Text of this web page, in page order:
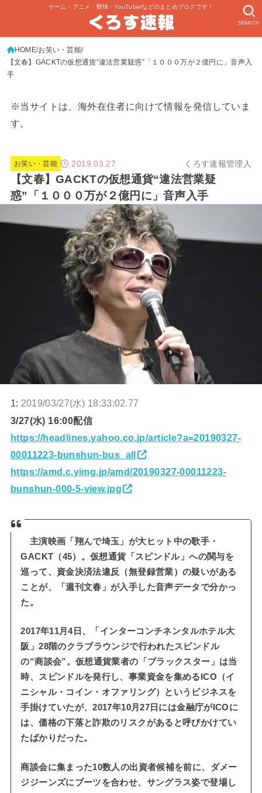
ゲーム・アニメ・野球・YouTuberなどのまとめブログです！
SEARCH
HOME お笑い・芸能
【文春】GACKTの仮想通貨“違法営業疑惑”「１０００万が２億円に」音声入
手
※当サイトは、海外在住者に向けて情報を発信していま
す。
お笑い・芸能 2019.03.27 くろす速報管理人
【文春】GACKTの仮想通貨“違法営業疑
惑”「１０００万が２億円に」音声入手
1: 2019/03/27(水) 18:33:02.77
3/27(水) 16:00配信
https://headlines.yahoo.co.jp/article?a=20190327-
00011223-bunshun-bus_all
https://amd.c.yimg.jp/amd/20190327-00011223-
bunshun-000-5-view.jpg
主演映画「翔んで埼玉」が大ヒット中の歌手・
GACKT（45）。仮想通貨「スピンドル」への関与を
巡って、資金決済法違反（無登録営業）の疑いがある
ことが、「週刊文春」が入手した音声データで分かっ
た。
2017年11月4日、「インターコンチネンタルホテル大
阪」28階のクラブラウンジで行われたスピンドル
の“商談会”。仮想通貨業者の「ブラックスター」は当
時、スピンドルを発行し、事業資金を集めるICO（イ
ニシャル・コイン・オファリング）というビジネスを
手掛けていたが、2017年10月27日には金融庁がICOに
は、価格の下落と詐欺のリスクがあると呼びかけてい
たばかりだった。
商談会に集まった10数人の出資者候補を前に、ダメー
ジジーンズにブーツを合わせ、サングラス姿で登場し